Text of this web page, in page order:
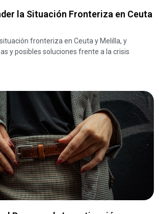
la Situación Fronteriza en Ceuta
fronteriza en Ceuta y Melilla, y
y posibles soluciones frente a la crisis